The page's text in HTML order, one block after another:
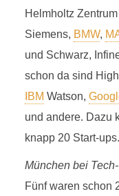
Helmholtz
Siemens, BMW,
und Schwarz,
schon da sind
IBM Watson,
und andere. Dazu
knapp 20 Start-ups.
München bei
Fünf waren schon